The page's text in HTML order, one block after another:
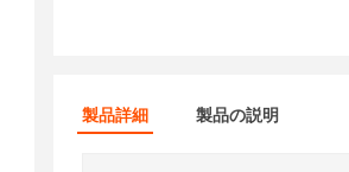
製品詳細 製品の説明